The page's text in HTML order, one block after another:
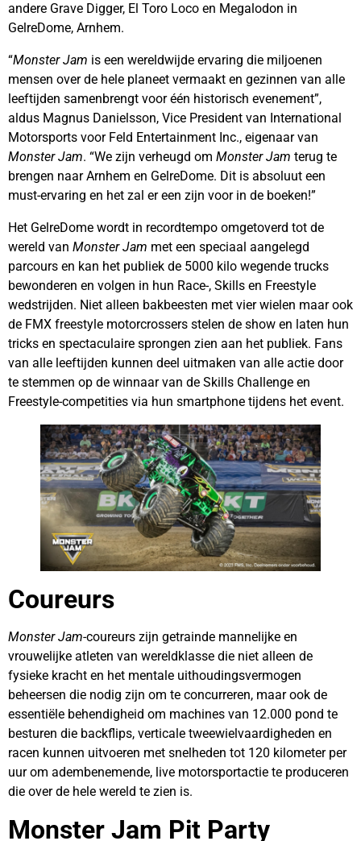
andere Grave Digger, El Toro Loco en Megalodon in
GelreDome, Arnhem.
“Monster Jam is een wereldwijde ervaring die miljoenen
mensen over de hele planeet vermaakt en gezinnen van alle
leeftijden samenbrengt voor één historisch evenement”,
aldus Magnus Danielsson, Vice President van International
Motorsports voor Feld Entertainment Inc., eigenaar van
Monster Jam. “We zijn verheugd om Monster Jam terug te
brengen naar Arnhem en GelreDome. Dit is absoluut een
must-ervaring en het zal er een zijn voor in de boeken!”
Het GelreDome wordt in recordtempo omgetoverd tot de
wereld van Monster Jam met een speciaal aangelegd
parcours en kan het publiek de 5000 kilo wegende trucks
bewonderen en volgen in hun Race-, Skills en Freestyle
wedstrijden. Niet alleen bakbeesten met vier wielen maar ook
de FMX freestyle motorcrossers stelen de show en laten hun
tricks en spectaculaire sprongen zien aan het publiek. Fans
van alle leeftijden kunnen deel uitmaken van alle actie door
te stemmen op de winnaar van de Skills Challenge en
Freestyle-competities via hun smartphone tijdens het event.
Coureurs
Monster Jam-coureurs zijn getrainde mannelijke en
vrouwelijke atleten van wereldklasse die niet alleen de
fysieke kracht en het mentale uithoudingsvermogen
beheersen die nodig zijn om te concurreren, maar ook de
essentiële behendigheid om machines van 12.000 pond te
besturen die backflips, verticale tweewielvaardigheden en
racen kunnen uitvoeren met snelheden tot 120 kilometer per
uur om adembenemende, live motorsportactie te produceren
die over de hele wereld te zien is.
Monster Jam Pit Party